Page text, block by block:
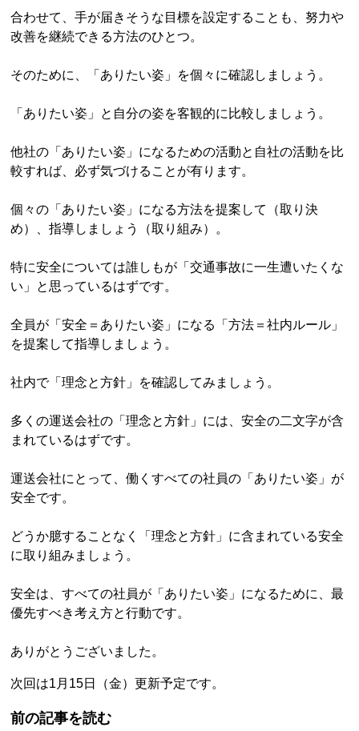
合わせて、手が届きそうな目標を設定することも、努力や
改善を継続できる方法のひとつ。
そのために、「ありたい姿」を個々に確認しましょう。
「ありたい姿」と自分の姿を客観的に比較しましょう。
他社の「ありたい姿」になるための活動と自社の活動を比
較すれば、必ず気づけることが有ります。
個々の「ありたい姿」になる方法を提案して（取り決
め）、指導しましょう（取り組み）。
特に安全については誰しもが「交通事故に一生遭いたくな
い」と思っているはずです。
全員が「安全＝ありたい姿」になる「方法＝社内ルール」
を提案して指導しましょう。
社内で「理念と方針」を確認してみましょう。
多くの運送会社の「理念と方針」には、安全の二文字が含
まれているはずです。
運送会社にとって、働くすべての社員の「ありたい姿」が
安全です。
どうか臆することなく「理念と方針」に含まれている安全
に取り組みましょう。
安全は、すべての社員が「ありたい姿」になるために、最
優先すべき考え方と行動です。
ありがとうございました。
次回は1月15日（金）更新予定です。
前の記事を読む